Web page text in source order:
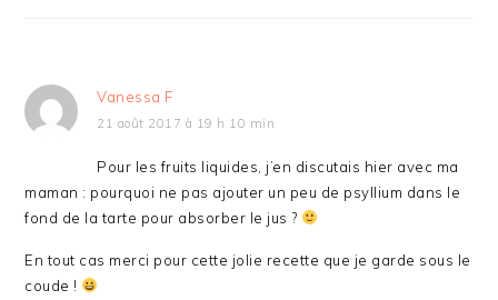
Vanessa F
21 août 2017 à 19 h 10 min
Pour les fruits liquides, j’en discutais hier avec ma
maman : pourquoi ne pas ajouter un peu de psyllium dans le
fond de la tarte pour absorber le jus ?
En tout cas merci pour cette jolie recette que je garde sous le
coude !